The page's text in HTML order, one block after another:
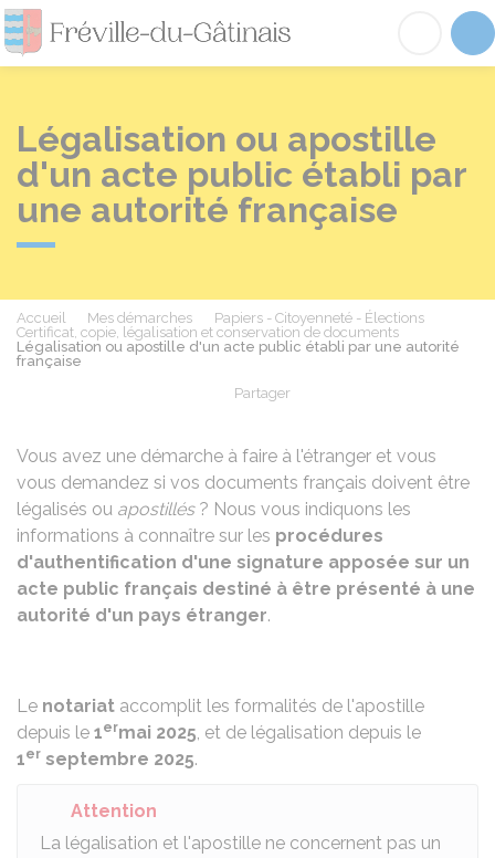
Fréville-du-
Légalisation ou apostille
d'un acte public établi par
une autorité française
Accueil Mes démarches
Papiers - Citoyenneté - Élections
Certificat, copie, légalisation et conservation de documents
Légalisation ou apostille d'un acte public établi par une autorité
française
Partager
Vous avez une démarche à faire à l'étranger et vous
vous demandez si vos documents français doivent être
légalisés ou apostillés? Nous vous indiquons les
informations à connaître sur les procédures
d'authentification d'une signature apposée sur un
acte public français destiné à être présenté à une
autorité d'un pays étranger.
Le notariat accomplit les formalités de l'apostille
depuis le 1ermai 2025, et de légalisation depuis le
1er septembre 2025.
Attention
La légalisation et l'apostille ne concernent pas un